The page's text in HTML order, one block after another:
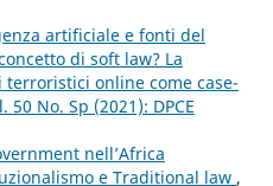
artificiale e fonti del
di soft law? La
online come case-
50 No. Sp (2021): DPCE
nell’Africa
e Traditional law ,